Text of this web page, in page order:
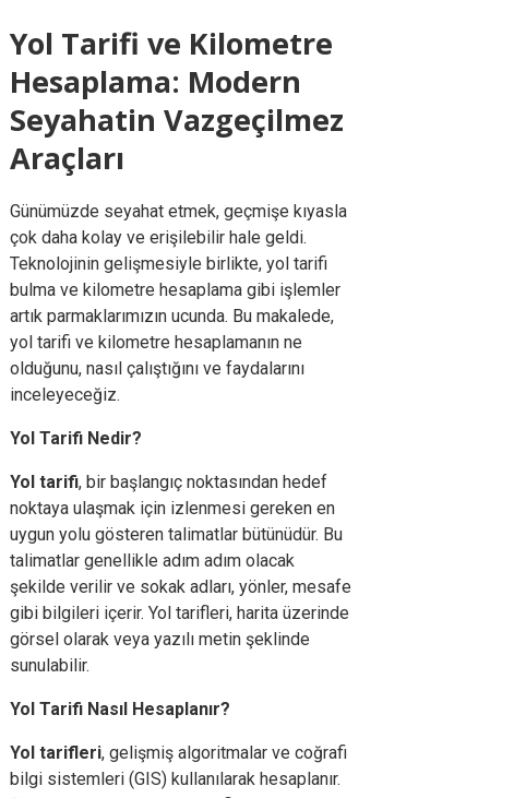
Yol Tarifi ve Kilometre
Hesaplama: Modern
Seyahatin Vazgeçilmez
Araçları
Günümüzde seyahat etmek, geçmişe kıyasla
çok daha kolay ve erişilebilir hale geldi.
Teknolojinin gelişmesiyle birlikte, yol tarifi
bulma ve kilometre hesaplama gibi işlemler
artık parmaklarımızın ucunda. Bu makalede,
yol tarifi ve kilometre hesaplamanın ne
olduğunu, nasıl çalıştığını ve faydalarını
inceleyeceğiz.
Yol Tarifi Nedir?
Yol tarifi, bir başlangıç noktasından hedef
noktaya ulaşmak için izlenmesi gereken en
uygun yolu gösteren talimatlar bütünüdür. Bu
talimatlar genellikle adım adım olacak
şekilde verilir ve sokak adları, yönler, mesafe
gibi bilgileri içerir. Yol tarifleri, harita üzerinde
görsel olarak veya yazılı metin şeklinde
sunulabilir.
Yol Tarifi Nasıl Hesaplanır?
Yol tarifleri, gelişmiş algoritmalar ve coğrafi
bilgi sistemleri (GIS) kullanılarak hesaplanır.